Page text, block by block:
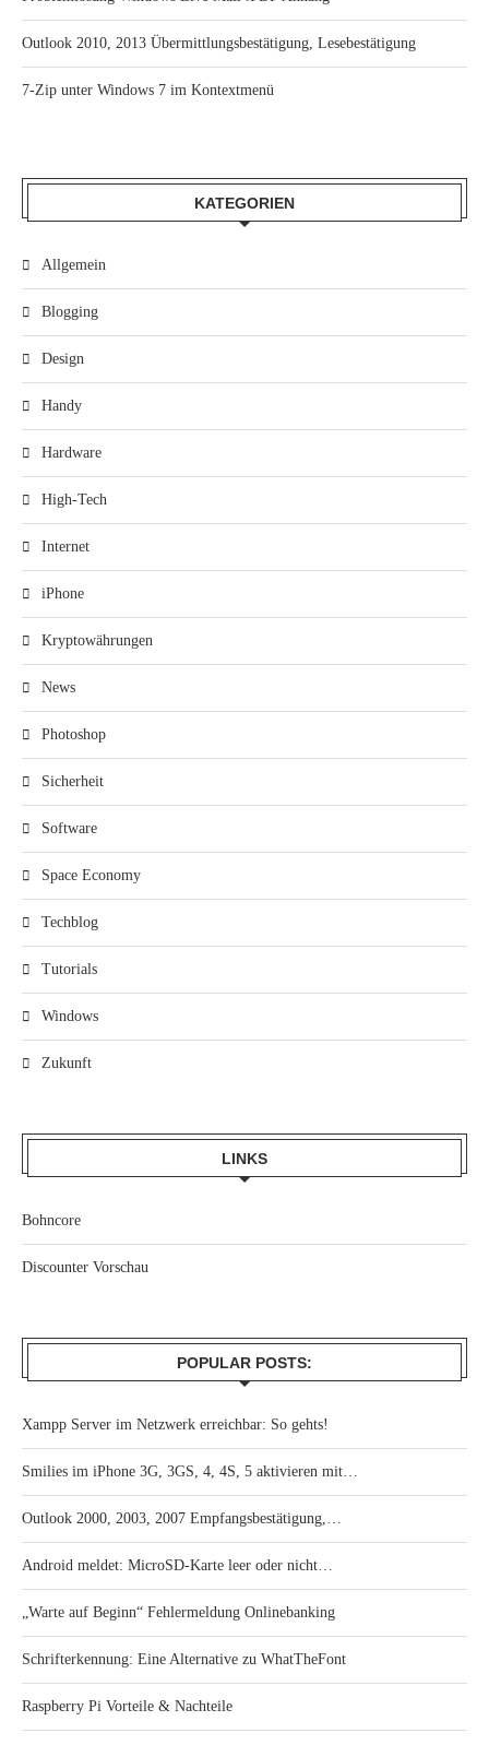
Outlook 2010, 2013 Übermittlungsbestätigung, Lesebestätigung
7-Zip unter Windows 7 im Kontextmenü
KATEGORIEN
Allgemein
Blogging
Design
Handy
Hardware
High-Tech
Internet
iPhone
Kryptowährungen
News
Photoshop
Sicherheit
Software
Space Economy
Techblog
Tutorials
Windows
Zukunft
LINKS
Bohncore
Discounter Vorschau
POPULAR POSTS:
Xampp Server im Netzwerk erreichbar: So gehts!
Smilies im iPhone 3G, 3GS, 4, 4S, 5 aktivieren mit…
Outlook 2000, 2003, 2007 Empfangsbestätigung,…
Android meldet: MicroSD-Karte leer oder nicht…
„Warte auf Beginn“ Fehlermeldung Onlinebanking
Schrifterkennung: Eine Alternative zu WhatTheFont
Raspberry Pi Vorteile & Nachteile